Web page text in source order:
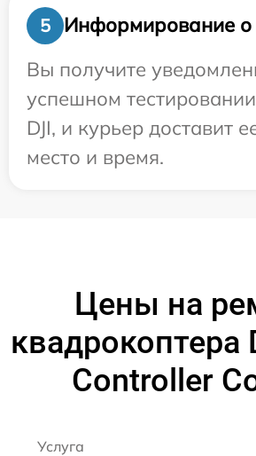
5
Информирование о
Вы получите
успешном
DJI, и курьер доставит
место и время.
Цены на
квадрокоптера
Controller
Услуга